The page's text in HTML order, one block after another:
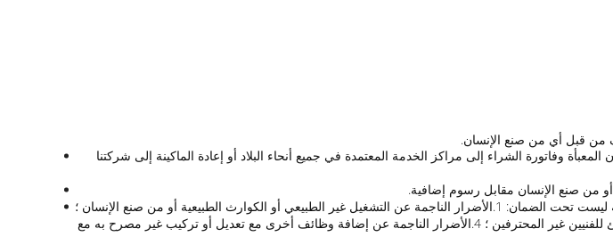
من قبل أي من صنع الإنسان.
وفاتورة الشراء إلى مراكز الخدمة المعتمدة في جميع أنحاء البلاد أو إعادة الماكينة إلى شركتنا
من صنع الإنسان مقابل رسوم إضافية.
خلال فترة الصيانة المجانية ، يمكن الحفاظ على الأعطال أو الأضرار مقابل رسوم إضافية.الشروط التالية ليست تحت الضمان: 1.الأضرار الناجمة عن التشغيل غير الطبيعي أو الكوارث الطبيعية أو من صنع الإنسان ؛
2.الأضرار بعد تفكيك أي جزء من الماكينة (خطوط ، مكونات ، إلخ) ؛ 3.الأضرار الناجمة عن الدليل الخاطئ للفنيين غير المحترفين ؛ 4.الأضرار الناجمة عن إضافة وظائف أخرى مع تعديل أو تركيب غير مصرح به مع